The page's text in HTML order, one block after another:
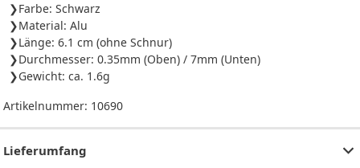
Farbe: Schwarz
Material: Alu
Länge: 6.1 cm (ohne Schnur)
Durchmesser: 0.35mm (Oben) / 7mm (Unten)
Gewicht: ca. 1.6g
Artikelnummer: 10690
Lieferumfang